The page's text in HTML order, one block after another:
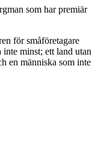
som har premiär
för småföretagare
minst; ett land utan
en människa som inte